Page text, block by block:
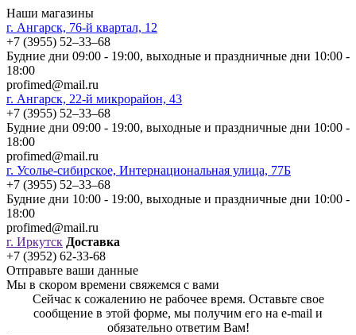
Наши магазины
г. Ангарск, 76-й квартал, 12
+7 (3955) 52‒33‒68
Будние дни 09:00 - 19:00, выходные и праздничные дни 10:00 -
18:00
profimed@mail.ru
г. Ангарск, 22-й микрорайон, 43
+7 (3955) 52‒33‒68
Будние дни 09:00 - 19:00, выходные и праздничные дни 10:00 -
18:00
profimed@mail.ru
г. Усолье-сибирское, Интернациональная улица, 77Б
+7 (3955) 52‒33‒68
Будние дни 10:00 - 19:00, выходные и праздничные дни 10:00 -
18:00
profimed@mail.ru
г. Иркутск Доставка
+7 (3952) 62-33-68
Отправьте ваши данные
Мы в скором времени свяжемся с вами
Сейчас к сожалению не рабочее время. Оставьте свое
сообщение в этой форме, мы получим его на e-mail и
обязательно ответим Вам!